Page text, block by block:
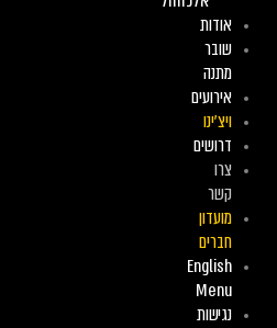
אודות
שובר
מתנה
אירועים
ויצ’ינו
דרושים
צרו
קשר
מועדון
חברים
English
Menu
נגישות